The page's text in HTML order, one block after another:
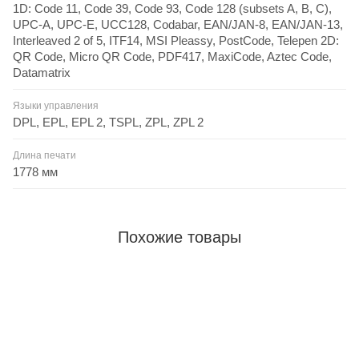
1D: Code 11, Code 39, Code 93, Code 128 (subsets A, B, C),
UPC-A, UPC-E, UCC128, Codabar, EAN/JAN-8, EAN/JAN-13,
Interleaved 2 of 5, ITF14, MSI Pleassy, PostCode, Telepen 2D:
QR Code, Micro QR Code, PDF417, MaxiCode, Aztec Code,
Datamatrix
Языки управления
DPL, EPL, EPL 2, TSPL, ZPL, ZPL 2
Длина печати
1778 мм
Похожие товары